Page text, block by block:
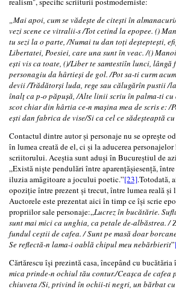
„Mai apoi, cum se vădeşte de citeşti în
vezi scene ce vitralii-s /Tot cetind la epopee. ()
tu sezi la o parte, /Numai tu dan toți deșteptești,
Libertatei, Poesiei, care una sunt în veac. /()
ești vis ca toate, ()/Liber te samtestiîn lunci, lângă
personagiu da hârtieși de gol. /Pot sa-ti curm
devii /Trădătorși luda, rege sau călugărîn pustii /
înalț ca p-o păpușă, /Alte linii scriu în palma-ti cu
scot chiar din hârtia ce-n mașina mea de scris e: /
ești dan fabrica de vise/Si ca cel ce sădeșteaptă
Contactul dintre autor și personaje nu se oprește
în lumea creată de el, ci și la aducerea
scriitorului. Aceștia sunt aduși în Bucureștiul de
„Există niște pendulări între aparențășiesență,
iluzia amăgitoare a jocului poetic.”[23].Totodată,
opoziție între prezent și trecut, între lumea reală
Auctorele este prezentat aici în timp ce își scrie
propriilor sale personaje:„Lucrez în bucătărie.
sunt mai mici ca unghia, ca petale de-albăstrea. /
fundul ceştii de cafea. / Sunt pe masă doar
Se reflectă-n lama-i oablă chipul meu nebărbierit”
Cărtărescu își prezintă casa, începând cu bucătăria
mica prinde-n ochiul tău contur./Ceașca de cafea
chiuveta /Si, privind în ochii-ti negri, un bărbat